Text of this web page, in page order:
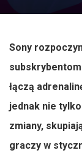
Sony
łączą
jednak nie
zmiany,
graczy w